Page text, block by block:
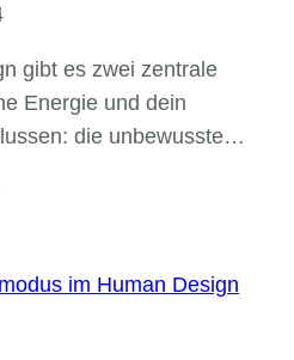
gibt es zwei zentrale
Energie und dein
die unbewusste…